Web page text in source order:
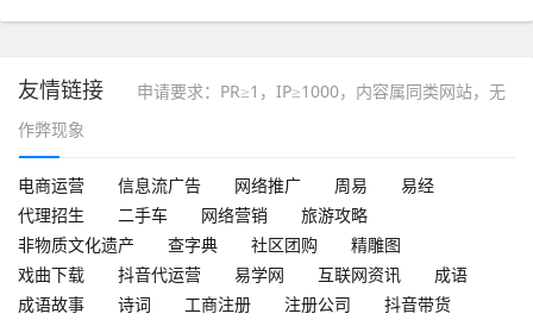
友情链接
申请要求：PR≥1，IP≥1000，内容属同类网站，无
作弊现象
电商运营 信息流广告 网络推广 周易
易经
代理招生
二手车 网络营销
旅游攻略
非物质文化遗产
查字典 社区团购
精雕图
戏曲下载
抖音代运营 易学网 互联网资讯
成语
成语故事
诗词 工商注册 注册公司
抖音带货